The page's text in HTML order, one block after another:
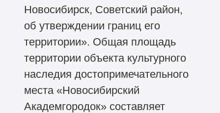
Новосибирск, Советский район,
об утверждении границ его
территории». Общая площадь
территории объекта культурного
наследия достопримечательного
места «Новосибирский
Академгородок» составляет